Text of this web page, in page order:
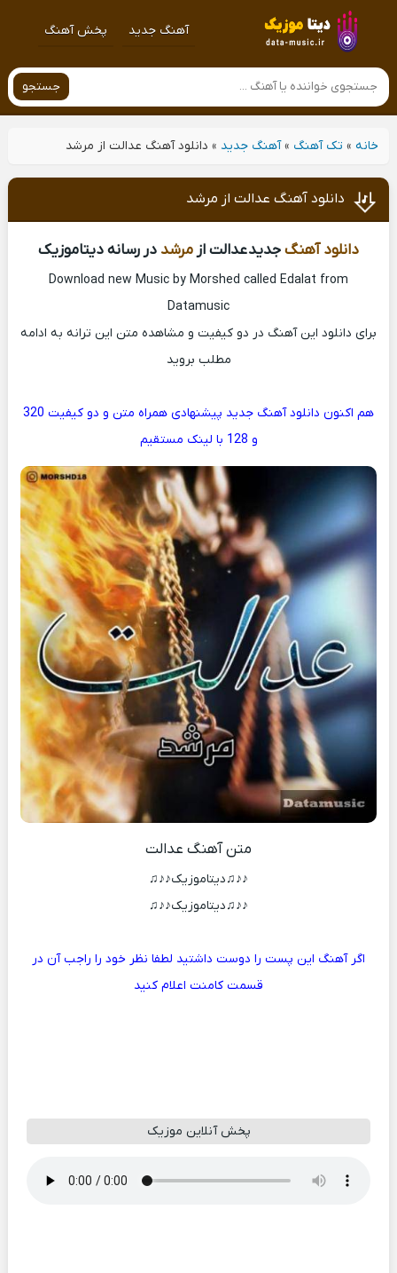
آهنگ جدید پخش آهنگ
جستجو
خانه» تک آهنگ »آهنگ جدید » دانلود آهنگ عدالت از مرشد
دانلود آهنگ عدالت از مرشد
دانلود آهنگجدید عدالت ازمرشد در رسانه دیتاموزیک
Download new Music by Morshed called Edalat from
Datamusic
برای دانلود این آهنگ در دو کیفیت و مشاهده متن این ترانه به ادامه
مطلب بروید
هم اکنون دانلود آهنگ جدید پیشنهادی همراه متن و دو کیفیت 320
و 128 با لینک مستقیم
متن آهنگ عدالت
♪♪♫دیتاموزیک♪♪♫
♪♪♫دیتاموزیک♪♪♫
اگر آهنگ این پست را دوست داشتید لطفا نظر خود را راجب آن در
قسمت کامنت اعلام کنید
پخش آنلاین موزیک